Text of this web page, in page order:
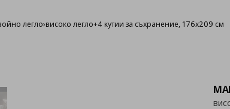
легло›високо легло+4 кутии за съхранение, 176x209 см